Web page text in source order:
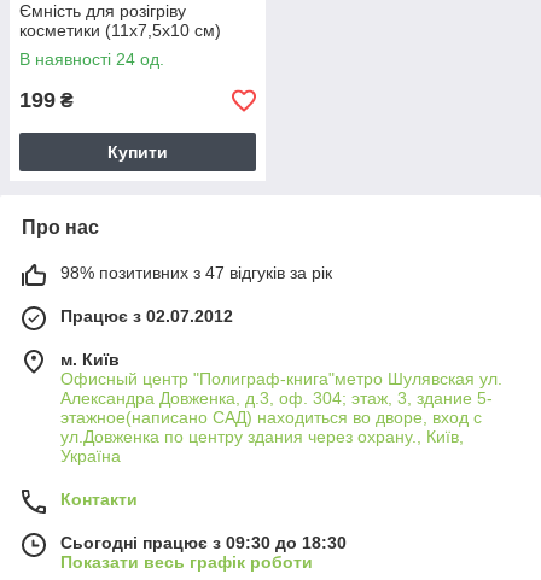
Ємність для розігріву
косметики (11х7,5х10 см)
В наявності 24 од.
199 ₴
Купити
Про нас
98% позитивних з 47 відгуків за рік
Працює з 02.07.2012
м. Київ
Офисный центр "Полиграф-книга"метро Шулявская ул.
Александра Довженка, д.3, оф. 304; этаж, 3, здание 5-
этажное(написано САД) находиться во дворе, вход с
ул.Довженка по центру здания через охрану., Київ,
Україна
Контакти
Сьогодні працює з 09:30 до 18:30
Показати весь графік роботи